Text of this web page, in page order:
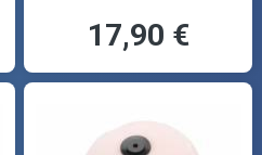
17,90 €